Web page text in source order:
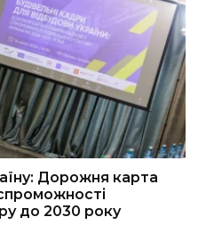
Дорожня карта
до 2030 року